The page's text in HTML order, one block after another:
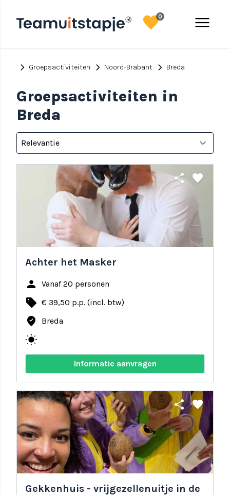
menu
favorite0
chevron_right Groepsactiviteiten chevron_right Noord-Brabant chevron_right Breda
Groepsactiviteiten in
Breda
share favorite
Achter het Masker
person Vanaf 20 personen
local_offer € 39,50 p.p. (incl. btw)
where_to_vote Breda
wb_sunny
Informatie aanvragen
share favorite
Gekkenhuis - vrijgezellenuitje in de